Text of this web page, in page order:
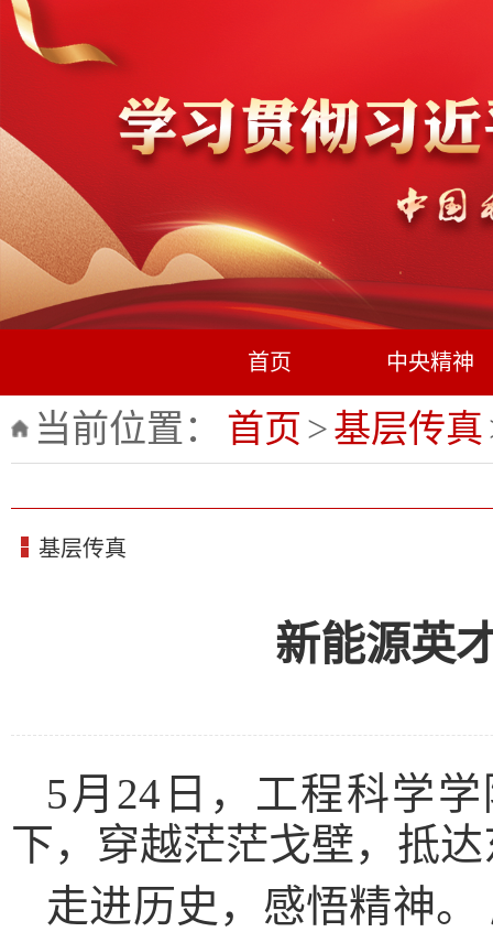
首页 中央精神
当前位置： 首页 >基层传真
基层传真
新能源英
5月24日，工程科学
下，穿越茫茫戈壁，抵
走进历史，感悟精神